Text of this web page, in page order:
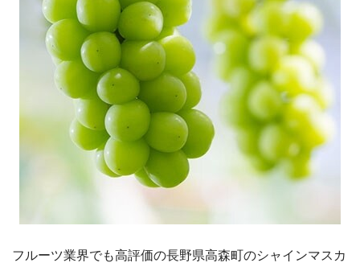
フルーツ業界でも高評価の長野県高森町のシャインマスカ